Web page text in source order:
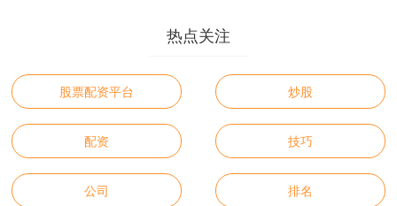
热点关注
股票配资平台 炒股
配资 技巧
公司 排名